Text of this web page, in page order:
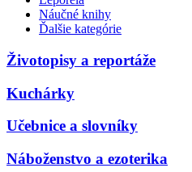
Náučné knihy
Ďalšie kategórie
Životopisy a reportáže
Kuchárky
Učebnice a slovníky
Náboženstvo a ezoterika